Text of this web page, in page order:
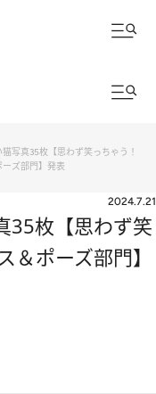
写真35枚【思わず笑っちゃう！
ズ部門】発表
2024.7.21
35枚【思わず笑
＆ポーズ部門】